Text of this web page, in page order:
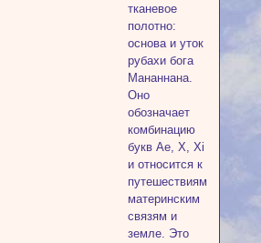
тканевое
полотно:
основа и уток
рубахи бога
Мананнана.
Оно
обозначает
комбинацию
букв Ae, Х, Хi
и относится к
путешествиям,
материнским
связям и
земле. Это